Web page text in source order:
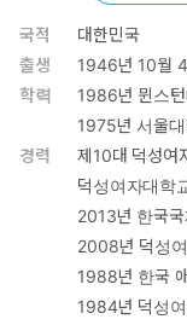
국적
대한민국
출생
1946년 10월
학력
1986년 뮌스
1975년 서울
경력
제10대 덕성여
덕성여자대학
2013년 한국
2008년 덕성
1988년 한국
1984년 덕성